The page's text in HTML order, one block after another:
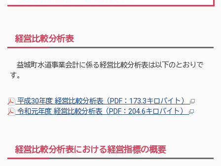
経営比較分析表
益城町水道事業会計に係る経営比較分析表は以下のとおりで
す。
平成30年度 経営比較分析表（PDF：173.3キロバイト）
令和元年度 経営比較分析表（PDF：204.6キロバイト）
経営比較分析表における経営指標の概要